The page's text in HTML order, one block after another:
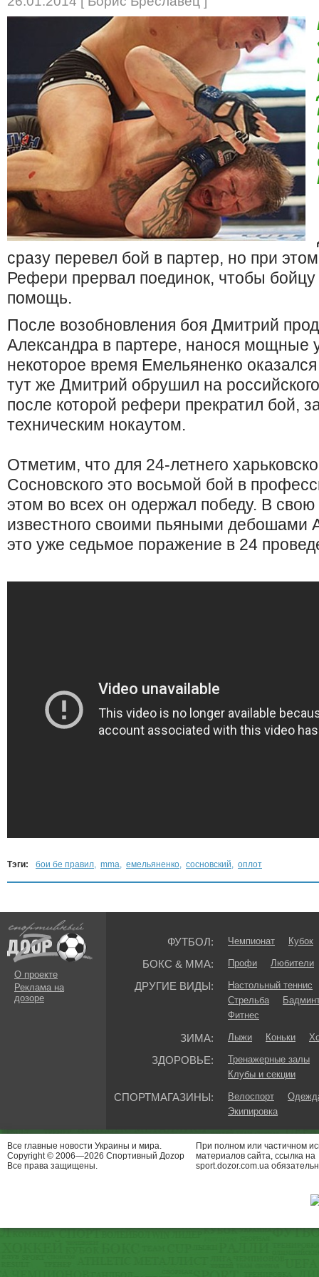
сразу перевел бой в партер, но при
Рефери прервал поединок, чтобы
помощь.
После возобновления боя Дмитрий
Александра в партере, нанося мощные
некоторое время Емельяненко
тут же Дмитрий обрушил на
после которой рефери прекратил бой,
техническим нокаутом.
Отметим, что для 24-летнего
Сосновского это восьмой бой в
этом во всех он одержал победу. В
известного своими пьяными дебошами
это уже седьмое поражение в 24
Тэги: бои бе правил, mma, емельяненко, сосновский, оплот
О проекте
Реклама на
дозоре
ФУТБОЛ: Чемпионат Кубок
БОКС & ММА: Профи Любители
ДРУГИЕ ВИДЫ:
Настольный теннис
Стрельба
Фитнес
ЗИМА: Лыжи Коньки
ЗДОРОВЬЕ:
Тренажерные залы
Клубы и секции
СПОРТМАГАЗИНЫ: Велоспорт
Экипировка
Все главные новости Украины и мира.
Copyright © 2006—2026 Спортивный Доzор
Все права защищены.
При полном или частичном
материалов сайта, ссылка на
sport.dozor.com.ua